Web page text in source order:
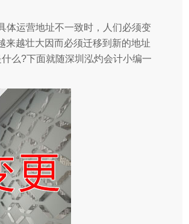
体运营地址不一致时，人们必须变
来越壮大因而必须迁移到新的地址
么?下面就随深圳泓灼会计小编一